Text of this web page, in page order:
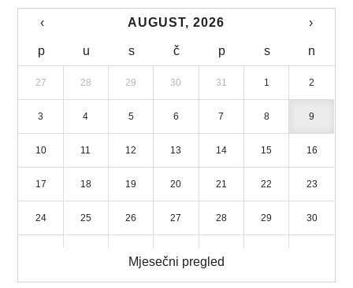
‹ AUGUST, 2026 ›
p u s č p s n
27 28 29 30 31 1 2
3 4 5 6 7 8 9
10 11 12 13 14 15 16
17 18 19 20 21 22 23
24 25 26 27 28 29 30
Mjesečni pregled